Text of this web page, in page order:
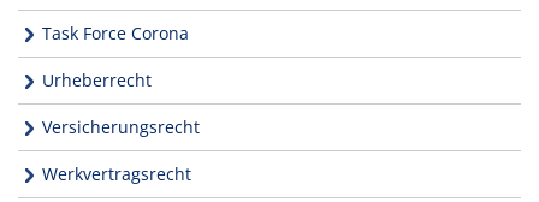
Task Force Corona
Urheberrecht
Versicherungsrecht
Werkvertragsrecht